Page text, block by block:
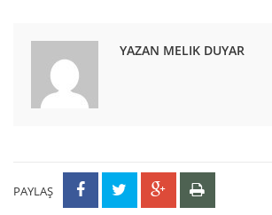
YAZAN MELIK DUYAR
PAYLAŞ